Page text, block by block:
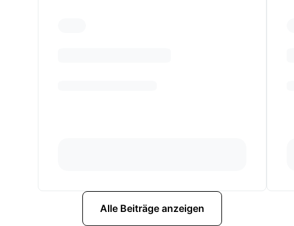
Alle Beiträge anzeigen